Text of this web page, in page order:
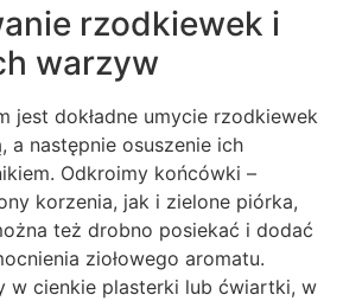
rzodkiewek i
warzyw
jest dokładne umycie rzodkiewek
a następnie osuszenie ich
Odkroimy końcówki –
korzenia, jak i zielone piórka,
też drobno posiekać i dodać
ziołowego aromatu.
w cienkie plasterki lub ćwiartki, w